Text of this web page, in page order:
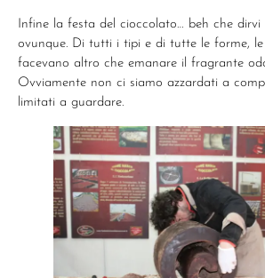
Infine la festa del cioccolato… beh che dirvi
ovunque. Di tutti i tipi e di tutte le forme, le
facevano altro che emanare il fragrante
Ovviamente non ci siamo azzardati a
limitati a guardare.